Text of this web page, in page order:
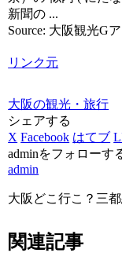
新聞の ...
Source: 大阪観光G
リンク元
大阪の観光・旅行
シェアする
X Facebook はてブ
adminをフォローす
admin
大阪どこ行こ？三
関連記事